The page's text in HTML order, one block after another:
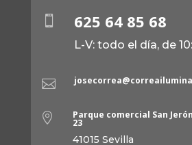
 625 64 85 68
L-V: todo el día, de

 Parque comercial San
23
41015 Sevilla